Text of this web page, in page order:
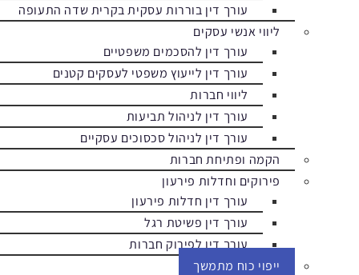
עורך דין בוררות עסקית בקרית שדה התעופה
ליווי אנשי עסקים
עורך דין להסכמים משפטיים
עורך דין לייעוץ משפטי לעסקים קטנים
ליווי חברות
עורך דין לניהול תביעות
עורך דין לניהול סכסוכים עסקיים
הקמה ופתיחת חברות
פירוקים וחדלות פירעון
עורך דין חדלות פירעון
עורך דין פשיטת רגל
עורך דין לפירוק חברות
ייפוי כוח מתמשך